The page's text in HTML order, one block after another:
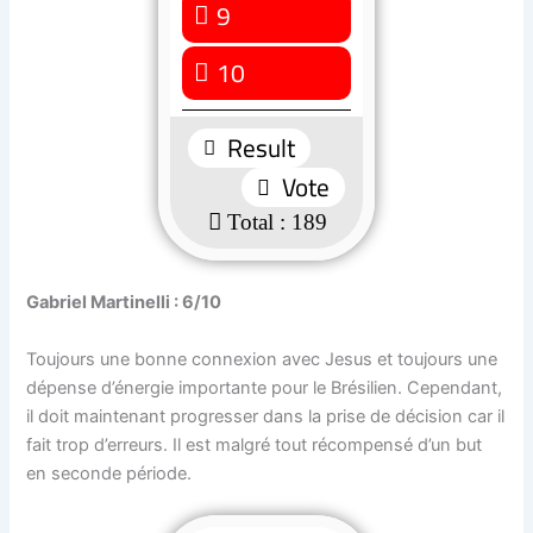
9
10
1 ( 0.53 % )
: 189
Gabriel Martinelli : 6/10
Toujours une bonne connexion avec Jesus et toujours une
dépense d’énergie importante pour le Brésilien. Cependant,
il doit maintenant progresser dans la prise de décision car il
fait trop d’erreurs. Il est malgré tout récompensé d’un but
en seconde période.